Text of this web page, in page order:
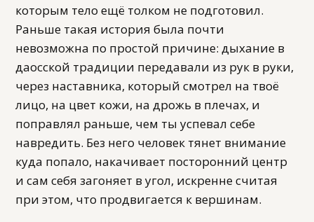
которым тело ещё толком не подготовил.
Раньше такая история была почти
невозможна по простой причине: дыхание в
даосской традиции передавали из рук в руки,
через наставника, который смотрел на твоё
лицо, на цвет кожи, на дрожь в плечах, и
поправлял раньше, чем ты успевал себе
навредить. Без него человек тянет внимание
куда попало, накачивает посторонний центр
и сам себя загоняет в угол, искренне считая
при этом, что продвигается к вершинам.